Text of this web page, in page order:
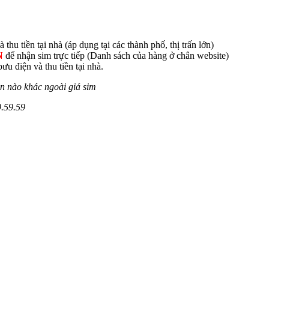
thu tiền tại nhà (áp dụng tại các thành phố, thị trấn lớn)
để nhận sim trực tiếp (Danh sách của hàng ở chân website)
điện và thu tiền tại nhà.
nào khác ngoài giá sim